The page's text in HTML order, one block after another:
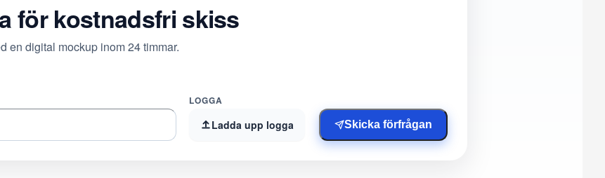
för kostnadsfri skiss
en digital mockup inom 24 timmar.
LOGGA
Ladda upp logga Skicka förfrågan